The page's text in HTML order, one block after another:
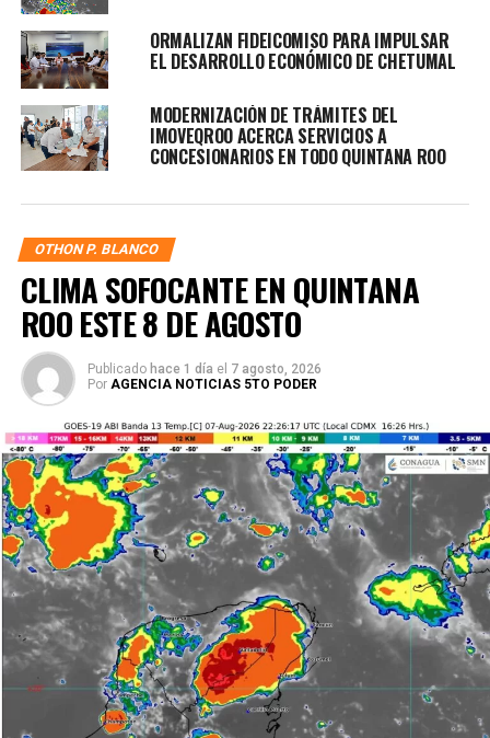
ORMALIZAN FIDEICOMISO PARA IMPULSAR
EL DESARROLLO ECONÓMICO DE CHETUMAL
MODERNIZACIÓN DE TRÁMITES DEL
IMOVEQROO ACERCA SERVICIOS A
CONCESIONARIOS EN TODO QUINTANA ROO
OTHON P. BLANCO
CLIMA SOFOCANTE EN QUINTANA
ROO ESTE 8 DE AGOSTO
Publicado hace 1 día el 7 agosto, 2026
Por AGENCIA NOTICIAS 5TO PODER